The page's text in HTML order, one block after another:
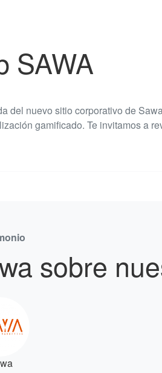
SAWA
del nuevo sitio corporativo de
gamificado. Te invitamos a
sobre